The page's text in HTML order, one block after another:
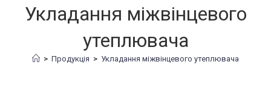
Укладання міжвінцевого
утеплювача
> Продукція > Укладання міжвінцевого утеплювача